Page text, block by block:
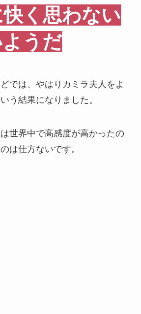
く思わない
うだ
では、やはりカミラ夫人をよ
う結果になりました。
世界中で高感度が高かったの
は仕方ないです。